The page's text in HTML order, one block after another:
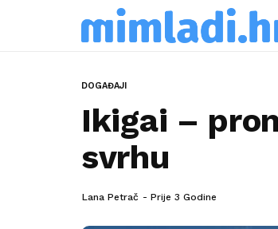
DOGAĐAJI
Ikigai –
svrhu
Lana Petrač Prije 3 Godine